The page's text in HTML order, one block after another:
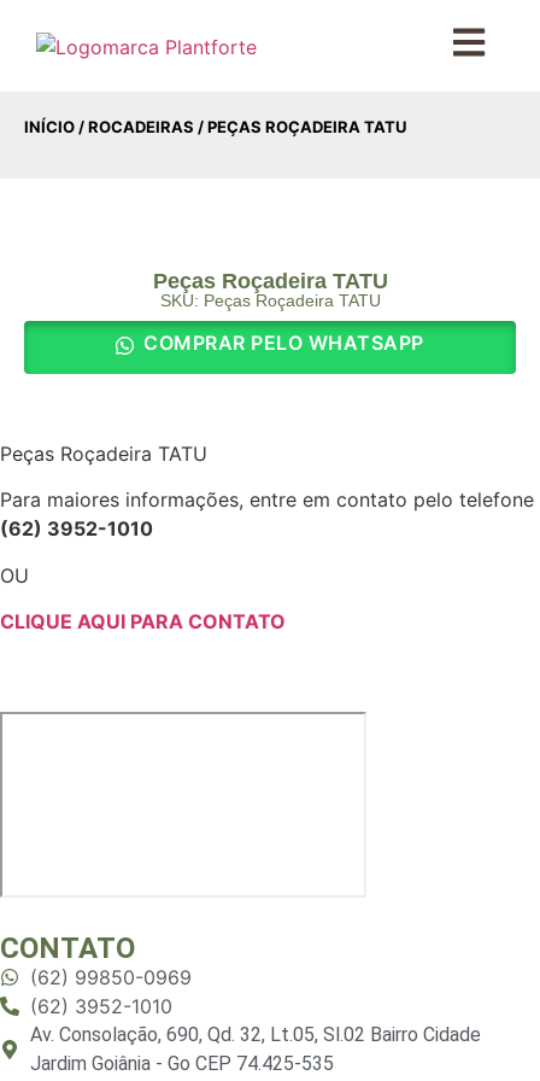
INÍCIO /ROCADEIRAS / PEÇAS ROÇADEIRA TATU
Peças Roçadeira TATU
SKU: Peças Roçadeira TATU
COMPRAR PELO WHATSAPP
Peças Roçadeira TATU
Para maiores informações, entre em contato pelo telefone
(62) 3952-1010
OU
CLIQUE AQUI PARA CONTATO
CONTATO
(62) 99850-0969
(62) 3952-1010
Av. Consolação, 690, Qd. 32, Lt.05, Sl.02 Bairro Cidade
Jardim Goiânia - Go CEP 74.425-535